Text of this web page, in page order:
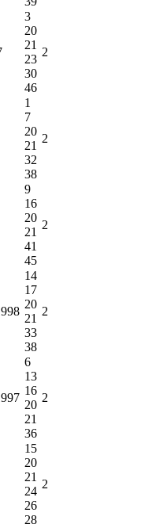
3
20
21
23
30
46
2
1
7
20
21
32
38
2
9
16
20
21
41
45
2
14
17
20
21
33
38
2
6
13
16
20
21
36
2
15
20
21
24
26
28
2